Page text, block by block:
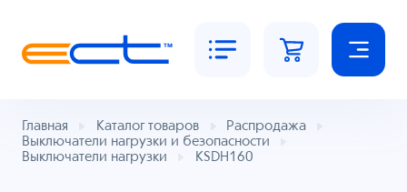
Главная Каталог товаров
Распродажа
Выключатели нагрузки и безопасности
Выключатели нагрузки
KSDH160